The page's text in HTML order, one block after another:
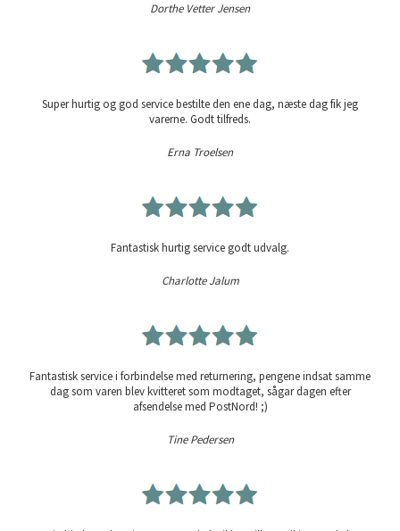
Dorthe Vetter Jensen
Super hurtig og god service bestilte den ene dag, næste dag fik jeg
varerne. Godt tilfreds.
Erna Troelsen
Fantastisk hurtig service godt udvalg.
Charlotte Jalum
Fantastisk service i forbindelse med returnering, pengene indsat samme
dag som varen blev kvitteret som modtaget, sågar dagen efter
afsendelse med PostNord! ;)
Tine Pedersen